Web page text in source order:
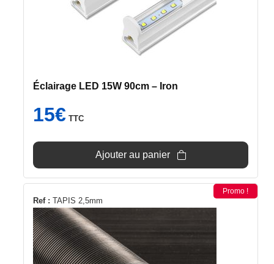
7x Socle réglable – Iron
Éclairage LED 15W 90cm – Iron
15€ TTC
Ajouter au panier
Ref : TAPIS 2,5mm
Promo !
Ce
produit
a
plusieurs
variations.